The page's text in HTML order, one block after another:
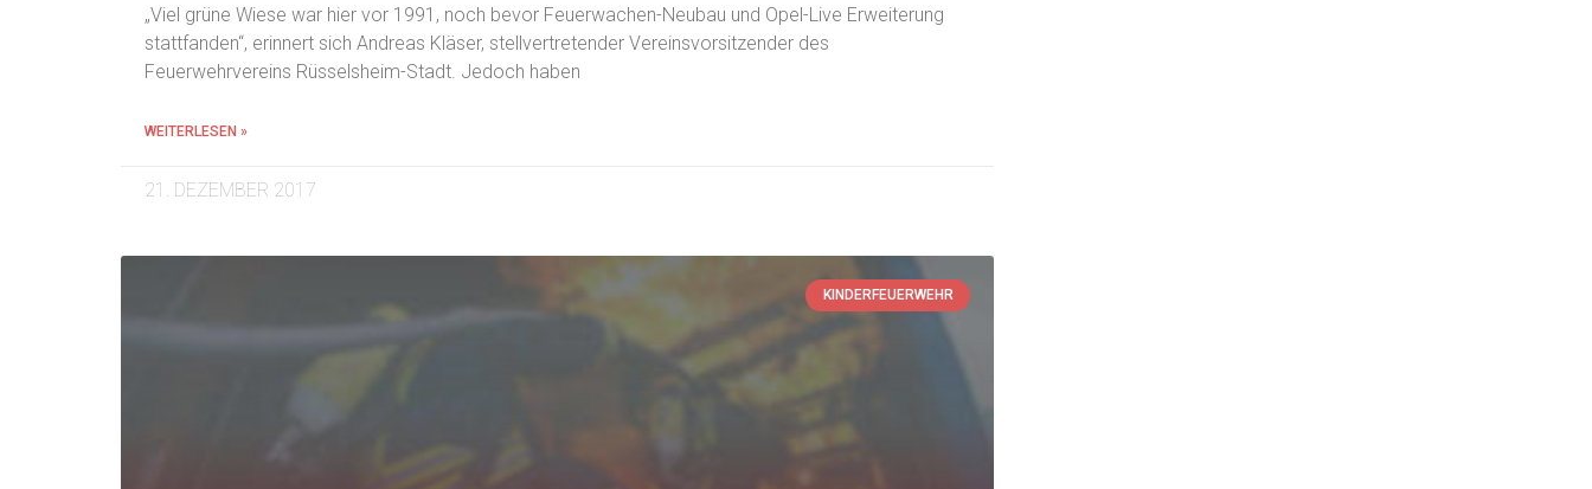
„Viel grüne Wiese war hier vor 1991, noch bevor Feuerwachen-Neubau und Opel-Live Erweiterung
stattfanden“, erinnert sich Andreas Kläser, stellvertretender Vereinsvorsitzender des
Feuerwehrvereins Rüsselsheim-Stadt. Jedoch haben
WEITERLESEN »
21. DEZEMBER 2017
KINDERFEUERWEHR